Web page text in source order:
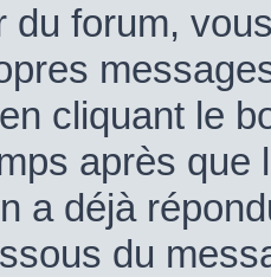
du forum,
cliquant le
après que
a déjà
du